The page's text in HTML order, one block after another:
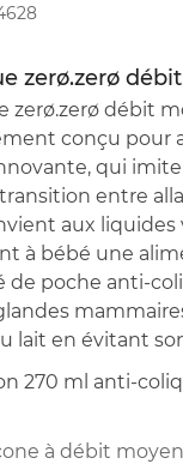
zerø.zerø
zerø.zerø débit
conçu pour
qui
entre
aux liquides
à bébé une
de poche anti-
lait en évitant
270 ml anti-
à débit